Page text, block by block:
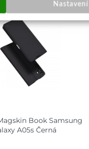
Book Samsung
A05s Černá
Nastavení